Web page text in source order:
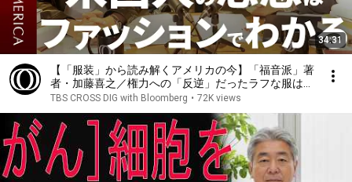
34:31
【「服装」から読み解くアメリカの今】「福音派」著
者・加藤喜之／権力への「反逆」だったラフな服は新
たな「特権」の象徴に／ファストファッション批判と
TBS CROSS DIG with Bloomberg • 72K views